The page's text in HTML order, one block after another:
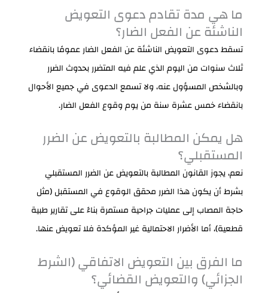
ما هي مدة تقادم دعوى التعويض
الناشئة عن الفعل الضار؟
تسقط دعوى التعويض الناشئة عن الفعل الضار عمومًا بانقضاء
ثلاث سنوات من اليوم الذي علم فيه المتضرر بحدوث الضرر
وبالشخص المسؤول عنه، ولا تسمع الدعوى في جميع الأحوال
بانقضاء خمس عشرة سنة من يوم وقوع الفعل الضار.
هل يمكن المطالبة بالتعويض عن الضرر
المستقبلي؟
نعم، يجوز القانون المطالبة بالتعويض عن الضرر المستقبلي
بشرط أن يكون هذا الضرر محقق الوقوع في المستقبل (مثل
حاجة المصاب إلى عمليات جراحية مستمرة بناءً على تقارير طبية
قطعية)، أما الأضرار الاحتمالية غير المؤكدة فلا تعويض عنها.
ما الفرق بين التعويض الاتفاقي (الشرط
الجزائي) والتعويض القضائي؟